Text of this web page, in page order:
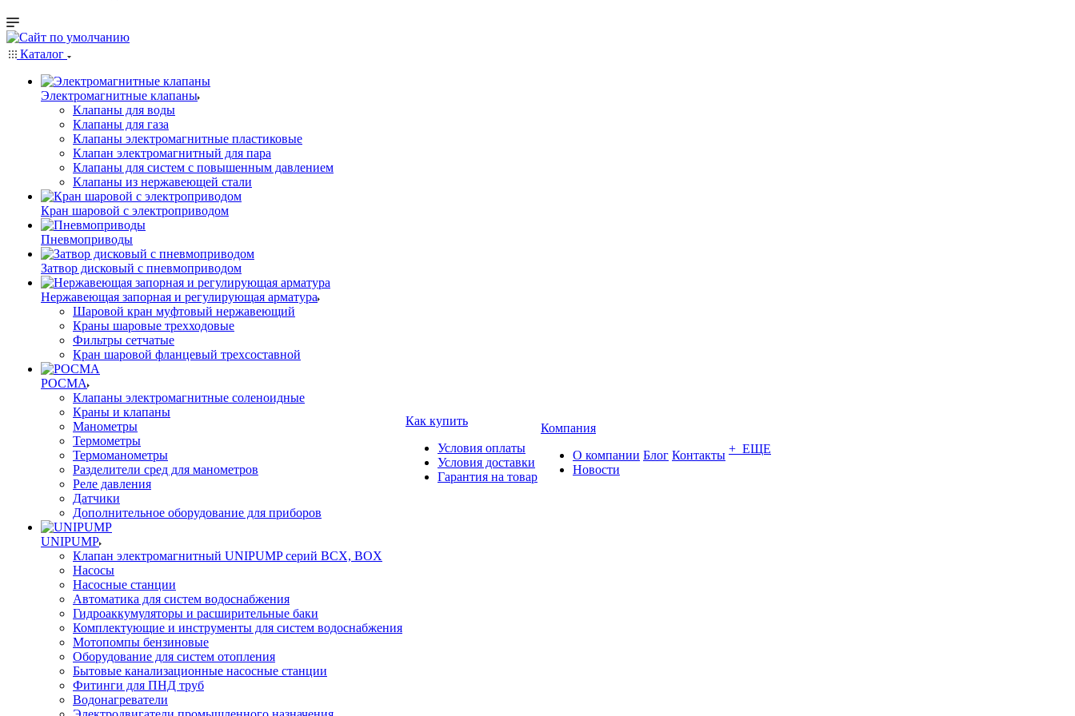
Каталог
Электромагнитные клапаны
Клапаны для воды
Клапаны для газа
Клапаны электромагнитные пластиковые
Клапан электромагнитный для пара
Клапаны для систем с повышенным давлением
Клапаны из нержавеющей стали
Кран шаровой с электроприводом
Пневмоприводы
Затвор дисковый с пневмоприводом
Нержавеющая запорная и регулирующая арматура
Шаровой кран муфтовый нержавеющий
Краны шаровые трехходовые
Фильтры сетчатые
Кран шаровой фланцевый трехсоставной
РОСМА
Клапаны электромагнитные соленоидные
Краны и клапаны
Манометры
Термометры
Термоманометры
Разделители сред для манометров
Реле давления
Датчики
Дополнительное оборудование для приборов
UNIPUMP
Клапан электромагнитный UNIPUMP серий BCX, BOX
Насосы
Насосные станции
Автоматика для систем водоснабжения
Гидроаккумуляторы и расширительные баки
Комплектующие и инструменты для систем водоснабжения
Мотопомпы бензиновые
Оборудование для систем отопления
Бытовые канализационные насосные станции
Фитинги для ПНД труб
Водонагреватели
Как купить
Условия оплаты
Условия доставки
Гарантия на товар
Компания
О компании
Новости
Блог Контакты + ЕЩЕ